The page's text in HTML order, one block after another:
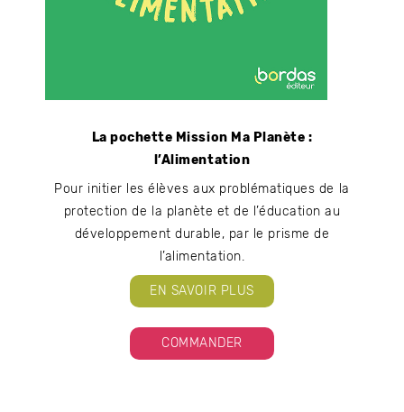
La pochette Mission Ma Planète :
l’Alimentation
Pour initier les élèves aux problématiques de la
protection de la planète et de l’éducation au
développement durable, par le prisme de
l’alimentation.
EN SAVOIR PLUS
COMMANDER